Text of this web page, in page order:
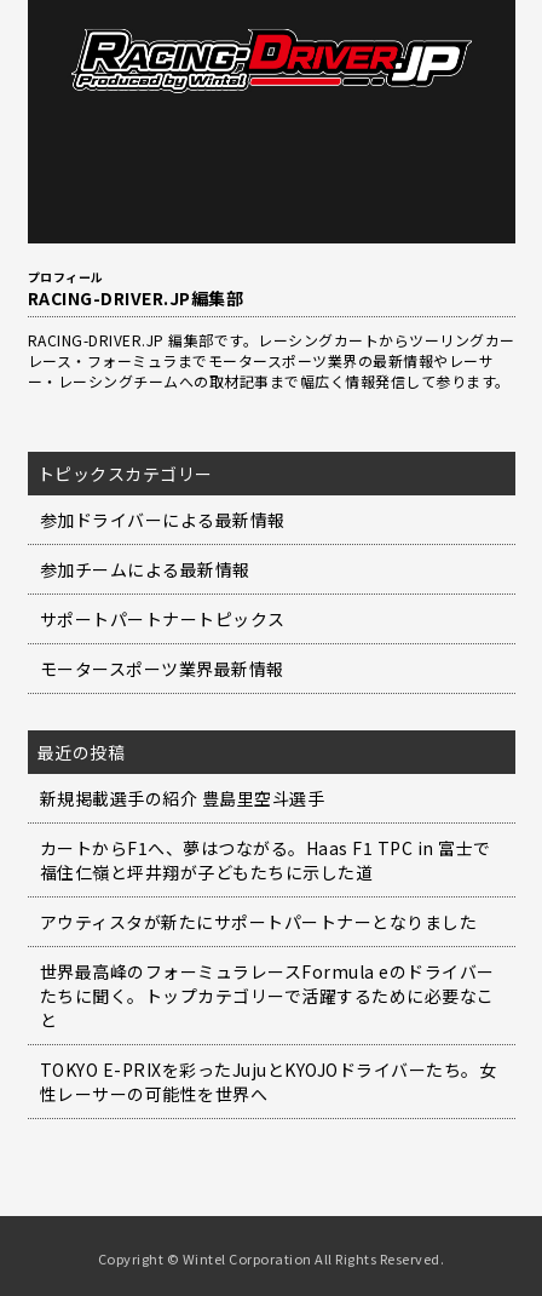
プロフィール
RACING-DRIVER.JP編集部
RACING-DRIVER.JP 編集部です。レーシングカートからツーリングカー
レース・フォーミュラまでモータースポーツ業界の最新情報やレーサ
ー・レーシングチームへの取材記事まで幅広く情報発信して参ります。
トピックスカテゴリー
参加ドライバーによる最新情報
参加チームによる最新情報
サポートパートナートピックス
モータースポーツ業界最新情報
最近の投稿
新規掲載選手の紹介 豊島里空斗選手
カートからF1へ、夢はつながる。Haas F1 TPC in 富士で
福住仁嶺と坪井翔が子どもたちに示した道
アウティスタが新たにサポートパートナーとなりました
世界最高峰のフォーミュラレースFormula eのドライバー
たちに聞く。トップカテゴリーで活躍するために必要なこ
と
TOKYO E-PRIXを彩ったJujuとKYOJOドライバーたち。女
性レーサーの可能性を世界へ
Copyright © Wintel Corporation All Rights Reserved.